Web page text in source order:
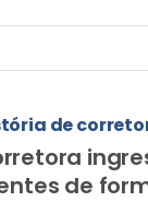
de
de